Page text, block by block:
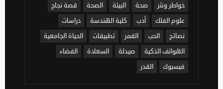
خواطر ونثر
صحة البيئة الصحة
قصة نجاح
علوم الفلك
أدب كلية الهندسة
دراسات
نصائح
الحب القمر تطبيقات
الحياة الجامعية
الهواتف الذكية
صيدلة السعادة
الفضاء
فيسبوك
القدر